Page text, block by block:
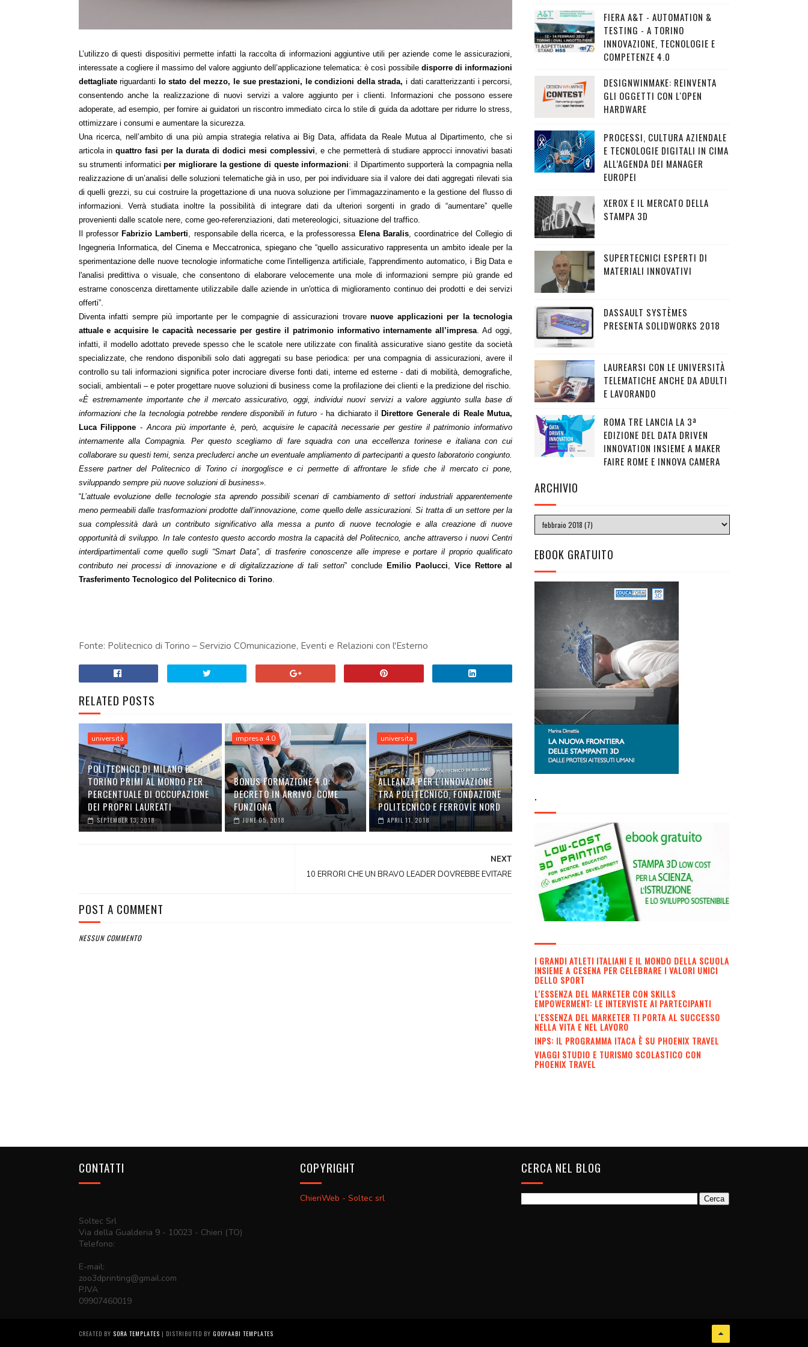
L’utilizzo di questi dispositivi permette infatti la raccolta di informazioni aggiuntive utili per aziende come le assicurazioni,
interessate a cogliere il massimo del valore aggiunto dell’applicazione telematica: è così possibile disporre di informazioni
dettagliate riguardanti lo stato del mezzo, le sue prestazioni, le condizioni della strada, i dati caratterizzanti i percorsi,
consentendo anche la realizzazione di nuovi servizi a valore aggiunto per i clienti. Informazioni che possono essere
adoperate, ad esempio, per fornire ai guidatori un riscontro immediato circa lo stile di guida da adottare per ridurre lo stress,
ottimizzare i consumi e aumentare la sicurezza.
Una ricerca, nell’ambito di una più ampia strategia relativa ai Big Data, affidata da Reale Mutua al Dipartimento, che si
articola in quattro fasi per la durata di dodici mesi complessivi, e che permetterà di studiare approcci innovativi basati
su strumenti informatici per migliorare la gestione di queste informazioni: il Dipartimento supporterà la compagnia nella
realizzazione di un’analisi delle soluzioni telematiche già in uso, per poi individuare sia il valore dei dati aggregati rilevati sia
di quelli grezzi, su cui costruire la progettazione di una nuova soluzione per l’immagazzinamento e la gestione del flusso di
informazioni. Verrà studiata inoltre la possibilità di integrare dati da ulteriori sorgenti in grado di “aumentare” quelle
provenienti dalle scatole nere, come geo-referenziazioni, dati metereologici, situazione del traffico.
Il professor Fabrizio Lamberti, responsabile della ricerca, e la professoressa Elena Baralis, coordinatrice del Collegio di
Ingegneria Informatica, del Cinema e Meccatronica, spiegano che “quello assicurativo rappresenta un ambito ideale per la
sperimentazione delle nuove tecnologie informatiche come l'intelligenza artificiale, l'apprendimento automatico, i Big Data e
l'analisi predittiva o visuale, che consentono di elaborare velocemente una mole di informazioni sempre più grande ed
estrarne conoscenza direttamente utilizzabile dalle aziende in un'ottica di miglioramento continuo dei prodotti e dei servizi
offerti”.
Diventa infatti sempre più importante per le compagnie di assicurazioni trovare nuove applicazioni per la tecnologia
attuale e acquisire le capacità necessarie per gestire il patrimonio informativo internamente all’impresa. Ad oggi,
infatti, il modello adottato prevede spesso che le scatole nere utilizzate con finalità assicurative siano gestite da società
specializzate, che rendono disponibili solo dati aggregati su base periodica: per una compagnia di assicurazioni, avere il
controllo su tali informazioni significa poter incrociare diverse fonti dati, interne ed esterne - dati di mobilità, demografiche,
sociali, ambientali – e poter progettare nuove soluzioni di business come la profilazione dei clienti e la predizione del rischio.
«È estremamente importante che il mercato assicurativo, oggi, individui nuovi servizi a valore aggiunto sulla base di
informazioni che la tecnologia potrebbe rendere disponibili in futuro - ha dichiarato il
Direttore Generale di Reale Mutua,
Luca Filippone - Ancora più importante è, però, acquisire le capacità necessarie per gestire il patrimonio informativo
internamente alla Compagnia. Per questo scegliamo di fare squadra con una eccellenza torinese e italiana con cui
collaborare su questi temi, senza precluderci anche un eventuale ampliamento di partecipanti a questo laboratorio congiunto.
Essere partner del Politecnico di Torino ci inorgoglisce e ci permette di affrontare le sfide che il mercato ci pone,
sviluppando sempre più nuove soluzioni di business».
“L’attuale evoluzione delle tecnologie sta aprendo possibili scenari di cambiamento di settori industriali apparentemente
meno permeabili dalle trasformazioni prodotte dall’innovazione, come quello delle assicurazioni. Si tratta di un settore per la
sua complessità darà un contributo significativo alla messa a punto di nuove tecnologie e alla creazione di nuove
opportunità di sviluppo. In tale contesto questo accordo mostra la capacità del Politecnico, anche attraverso i nuovi Centri
interdipartimentali come quello sugli “Smart Data”, di trasferire conoscenze alle imprese e portare il proprio qualificato
contributo nei processi di innovazione e di digitalizzazione di tali settori” conclude Emilio Paolucci, Vice Rettore al
Trasferimento Tecnologico del Politecnico di Torino.
Fonte: Politecnico di Torino – Servizio COmunicazione, Eventi e Relazioni con l'Esterno
RELATED POSTS
università
POLITECNICO DI MILANO E
TORINO PRIMI AL MONDO PER
PERCENTUALE DI OCCUPAZIONE
DEI PROPRI LAUREATI
SEPTEMBER 13, 2018
impresa 4.0
BONUS FORMAZIONE 4.0:
DECRETO IN ARRIVO. COME
FUNZIONA
JUNE 05, 2018
universita
ALLEANZA PER L'INNOVAZIONE
TRA POLITECNICO, FONDAZIONE
POLITECNICO E FERROVIE NORD
APRIL 11, 2018
NEXT
10 ERRORI CHE UN BRAVO LEADER DOVREBBE EVITARE
POST A COMMENT
NESSUN COMMENTO
FIERA A&T - AUTOMATION &
TESTING - A TORINO
INNOVAZIONE, TECNOLOGIE E
COMPETENZE 4.0
DESIGNWINMAKE: REINVENTA
GLI OGGETTI CON L'OPEN
HARDWARE
PROCESSI, CULTURA AZIENDALE
E TECNOLOGIE DIGITALI IN CIMA
ALL’AGENDA DEI MANAGER
EUROPEI
XEROX E IL MERCATO DELLA
STAMPA 3D
SUPERTECNICI ESPERTI DI
MATERIALI INNOVATIVI
DASSAULT SYSTÈMES
PRESENTA SOLIDWORKS 2018
LAUREARSI CON LE UNIVERSITÀ
TELEMATICHE ANCHE DA ADULTI
E LAVORANDO
ROMA TRE LANCIA LA 3ª
EDIZIONE DEL DATA DRIVEN
INNOVATION INSIEME A MAKER
FAIRE ROME E INNOVA CAMERA
ARCHIVIO
EBOOK GRATUITO
.
I GRANDI ATLETI ITALIANI E IL MONDO DELLA SCUOLA
INSIEME A CESENA PER CELEBRARE I VALORI UNICI
DELLO SPORT
L'ESSENZA DEL MARKETER CON SKILLS
EMPOWERMENT: LE INTERVISTE AI PARTECIPANTI
L'ESSENZA DEL MARKETER TI PORTA AL SUCCESSO
NELLA VITA E NEL LAVORO
INPS: IL PROGRAMMA ITACA È SU PHOENIX TRAVEL
VIAGGI STUDIO E TURISMO SCOLASTICO CON
PHOENIX TRAVEL
CONTATTI
Soltec Srl
Via della Gualderia 9 - 10023 - Chieri (TO)
Telefono:
E-mail:
zoo3dprinting@gmail.com
P.IVA
09907460019
COPYRIGHT
ChieriWeb - Soltec srl
CERCA NEL BLOG
CREATED BY SORA TEMPLATES | DISTRIBUTED BY GOOYAABI TEMPLATES